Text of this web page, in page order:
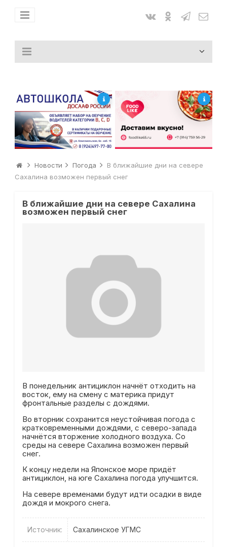
Новости Погода
В ближайшие дни на севере
Сахалина возможен первый снег
В ближайшие дни на севере Сахалина
возможен первый снег
В понедельник антициклон начнёт отходить на
восток, ему на смену с материка придут
фронтальные разделы с дождями.
Во вторник сохранится неустойчивая погода с
кратковременными дождями, с северо-запада
начнётся вторжение холодного воздуха. Со
среды на севере Сахалина возможен первый
снег.
К концу недели на Японское море придёт
антициклон, на юге Сахалина погода улучшится.
На севере временами будут идти осадки в виде
дождя и мокрого снега.
Источник: Сахалинское УГМС